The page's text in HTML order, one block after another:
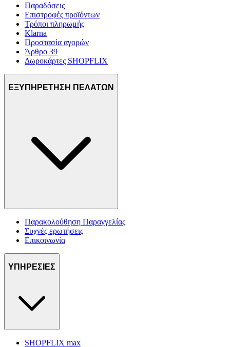
Παραδόσεις
Επιστροφές προϊόντων
Τρόποι πληρωμής
Klarna
Προστασία αγορών
Άρθρο 39
Δωροκάρτες SHOPFLIX
ΕΞΥΠΗΡΕΤΗΣΗ ΠΕΛΑΤΩΝ
Παρακολούθηση Παραγγελίας
Συχνές ερωτήσεις
Επικοινωνία
ΥΠΗΡΕΣΙΕΣ
SHOPFLIX max